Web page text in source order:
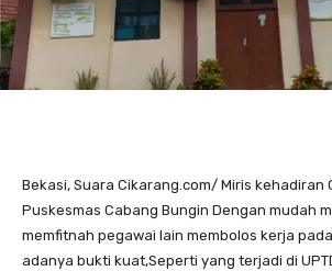
Bekasi, Suara Cikarang.com/ Miris kehadiran
Puskesmas Cabang Bungin Dengan mudah
memfitnah pegawai lain membolos kerja
adanya bukti kuat,Seperti yang terjadi di